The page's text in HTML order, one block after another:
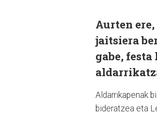
Aurten
jaitsiera
gabe,
Aldarrikapenak
bideratzea eta